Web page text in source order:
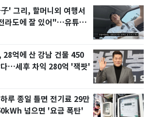
' 그리, 할머니외 여행서
라도에 잘 있어"…유튜브
28억에 산 강남 건물 450
다…세후 차익 280억 '잭팟'
루 종일 틀면 전기료 29만
넘으면 '요금 폭탄'